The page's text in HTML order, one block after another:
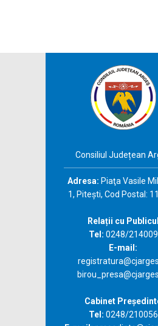
Consiliul Județean
Adresa: Piaţa Vasile
1, Piteşti, Cod Postal:
Relații cu Publicul
Tel: 0248/214009
E-mail:
Cabinet
Tel: 0248/210056